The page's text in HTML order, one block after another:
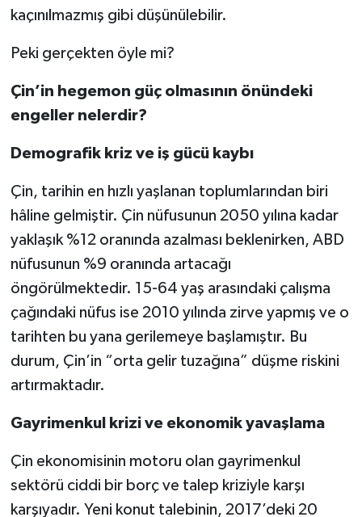
kaçınılmazmış gibi düşünülebilir.
Peki gerçekten öyle mi?
Çin’in hegemon güç olmasının önündeki
engeller nelerdir?
Demografik kriz ve iş gücü kaybı
Çin, tarihin en hızlı yaşlanan toplumlarından biri
hâline gelmiştir. Çin nüfusunun 2050 yılına kadar
yaklaşık %12 oranında azalması beklenirken, ABD
nüfusunun %9 oranında artacağı
öngörülmektedir. 15-64 yaş arasındaki çalışma
çağındaki nüfus ise 2010 yılında zirve yapmış ve o
tarihten bu yana gerilemeye başlamıştır. Bu
durum, Çin’in “orta gelir tuzağına” düşme riskini
artırmaktadır.
Gayrimenkul krizi ve ekonomik yavaşlama
Çin ekonomisinin motoru olan gayrimenkul
sektörü ciddi bir borç ve talep kriziyle karşı
karşıyadır. Yeni konut talebinin, 2017’deki 20